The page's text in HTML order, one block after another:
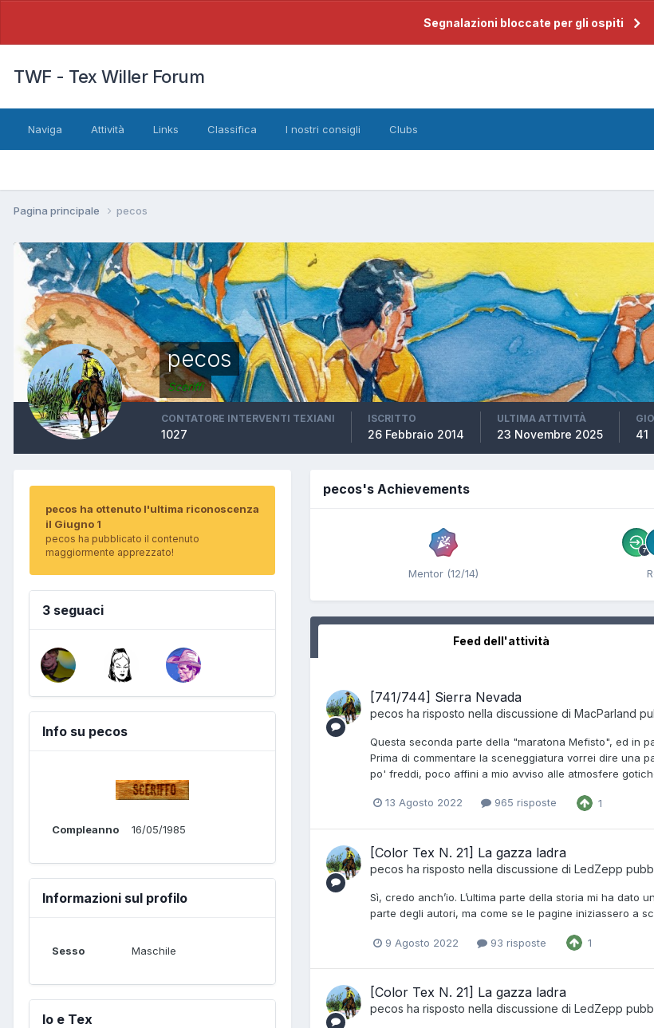
Segnalazioni bloccate per gli ospiti
TWF - Tex Willer Forum
Naviga Attività Links Classifica I nostri consigli Clubs
Pagina principale pecos
pecos
Sceriffi
CONTATORE INTERVENTI TEXIANI
1027
ISCRITTO
26 Febbraio 2014
ULTIMA ATTIVITÀ
23 Novembre 2025 41
pecos ha ottenuto l'ultima riconoscenza
il Giugno 1
pecos ha pubblicato il contenuto
maggiormente apprezzato!
3 seguaci
Info su pecos
Compleanno 16/05/1985
Informazioni sul profilo
Sesso Maschile
Io e Tex
pecos's Achievements
Mentor (12/14)
Feed dell'attività
[741/744] Sierra Nevada
pecos ha risposto nella discussione di MacParland
Questa seconda parte della "maratona Mefisto", ed in
Prima di commentare la sceneggiatura vorrei dire una
po' freddi, poco affini a mio avviso alle atmosfere
13 Agosto 2022 965 risposte 1
[Color Tex N. 21] La gazza ladra
pecos ha risposto nella discussione di LedZepp
Sì, credo anch’io. L’ultima parte della storia mi ha dato
parte degli autori, ma come se le pagine iniziassero a
9 Agosto 2022 93 risposte 1
[Color Tex N. 21] La gazza ladra
pecos ha risposto nella discussione di LedZepp